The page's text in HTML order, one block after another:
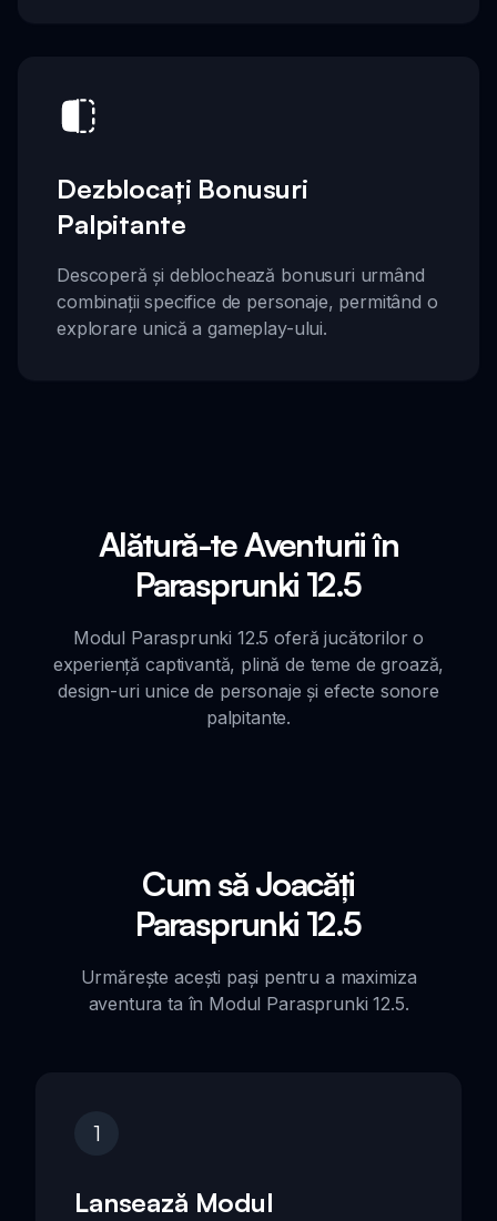
Dezblocați Bonusuri
Palpitante
Descoperă și deblochează bonusuri urmând
combinații specifice de personaje, permitând o
explorare unică a gameplay-ului.
Alătură-te Aventurii în
Parasprunki 12.5
Modul Parasprunki 12.5 oferă jucătorilor o
experiență captivantă, plină de teme de groază,
design-uri unice de personaje și efecte sonore
palpitante.
Cum să Joacăți
Parasprunki 12.5
Urmărește acești pași pentru a maximiza
aventura ta în Modul Parasprunki 12.5.
1
Lansează Modul